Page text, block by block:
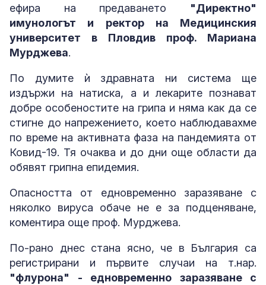
ефира на предаването "Директно"
имунологът и ректор на Медицинския
университет в Пловдив проф. Мариана
Мурджева.
По думите ѝ здравната ни система ще
издържи на натиска, а и лекарите познават
добре особеностите на грипа и няма как да се
стигне до напрежението, което наблюдавахме
по време на активната фаза на пандемията от
Ковид-19. Тя очаква и до дни още области да
обявят грипна епидемия.
Опасността от едновременно заразяване с
няколко вируса обаче не е за подценяване,
коментира още проф. Мурджева.
По-рано днес стана ясно, че в България са
регистрирани и първите случаи на т.нар.
"флурона" - едновременно заразяване с